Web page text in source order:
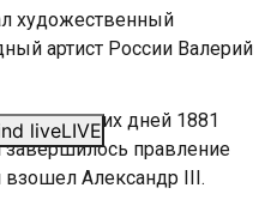
liveLIVE
художественный
артист России Валерий
нескольких дней 1881
завершилось правление
взошел Александр III.